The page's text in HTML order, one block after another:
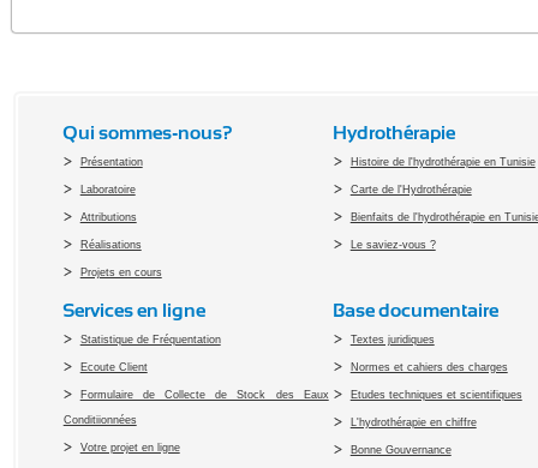
Qui sommes-nous?
Présentation
Laboratoire
Attributions
Réalisations
Projets en cours
Hydrothérapie
Histoire de l'hydrothérapie en Tunisie
Carte de l'Hydrothérapie
Bienfaits de l'hydrothérapie en
Le saviez-vous ?
Services en ligne
Statistique de Fréquentation
Ecoute Client
Formulaire de Collecte de Stock des Eaux
Conditiionnées
Votre projet en ligne
Base documentaire
Textes juridiques
Normes et cahiers des charges
Etudes techniques et scientifiques
L'hydrothérapie en chiffre
Bonne Gouvernance